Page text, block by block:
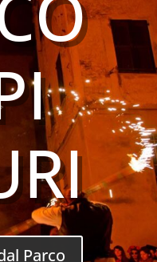
Parco